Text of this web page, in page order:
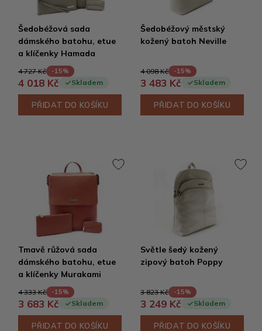
Šedobéžová sada
dámského batohu, etue
a klíčenky Hamada
4 727 Kč -15%
4 018 Kč Skladem
PŘIDAT DO KOŠÍKU
Šedobéžový městský
kožený batoh Neville
4 098 Kč -15%
3 483 Kč Skladem
PŘIDAT DO KOŠÍKU
Tmavě růžová sada
dámského batohu, etue
a klíčenky Murakami
4 333 Kč -15%
3 683 Kč Skladem
PŘIDAT DO KOŠÍKU
Světle šedý kožený
zipový batoh Poppy
3 823 Kč -15%
3 249 Kč Skladem
PŘIDAT DO KOŠÍKU